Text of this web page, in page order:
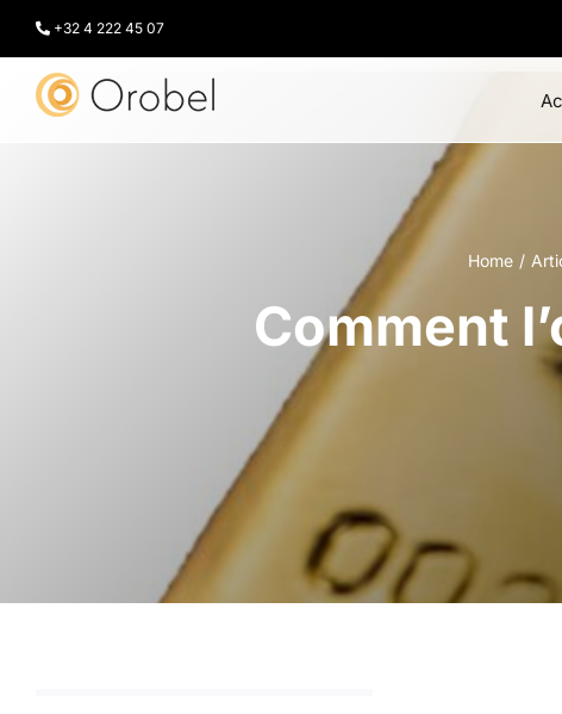
contenu
+32 4 222 45 07
Home
Comment